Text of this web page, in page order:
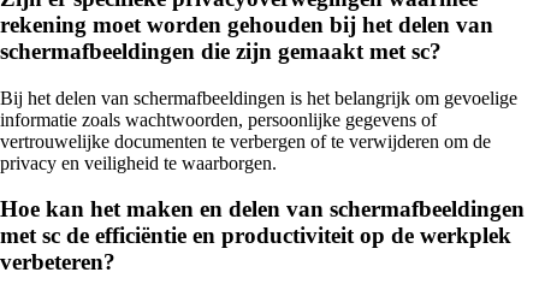
rekening moet worden gehouden bij het delen van
schermafbeeldingen die zijn gemaakt met sc?
Bij het delen van schermafbeeldingen is het belangrijk om gevoelige
informatie zoals wachtwoorden, persoonlijke gegevens of
vertrouwelijke documenten te verbergen of te verwijderen om de
privacy en veiligheid te waarborgen.
Hoe kan het maken en delen van schermafbeeldingen
met sc de efficiëntie en productiviteit op de werkplek
verbeteren?